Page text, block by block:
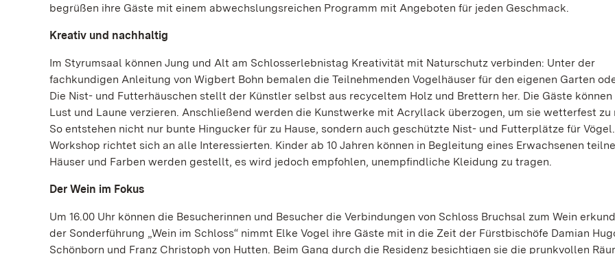
begrüßen ihre Gäste mit einem abwechslungsreichen Programm mit Angeboten für jeden Geschmack.
Kreativ und nachhaltig
Im Styrumsaal können Jung und Alt am Schlosserlebnistag Kreativität mit Naturschutz verbinden: Unter der
fachkundigen Anleitung von Wigbert Bohn bemalen die Teilnehmenden Vogelhäuser für den eigenen Garten
Die Nist- und Futterhäuschen stellt der Künstler selbst aus recyceltem Holz und Brettern her. Die Gäste können
Lust und Laune verzieren. Anschließend werden die Kunstwerke mit Acryllack überzogen, um sie wetterfest zu
So entstehen nicht nur bunte Hingucker für zu Hause, sondern auch geschützte Nist- und Futterplätze für
Workshop richtet sich an alle Interessierten. Kinder ab 10 Jahren können in Begleitung eines Erwachsenen
Häuser und Farben werden gestellt, es wird jedoch empfohlen, unempfindliche Kleidung zu tragen.
Der Wein im Fokus
Um 16.00 Uhr können die Besucherinnen und Besucher die Verbindungen von Schloss Bruchsal zum Wein
der Sonderführung „Wein im Schloss“ nimmt Elke Vogel ihre Gäste mit in die Zeit der Fürstbischöfe Damian
Schönborn und Franz Christoph von Hutten. Beim Gang durch die Residenz besichtigen sie die prunkvollen